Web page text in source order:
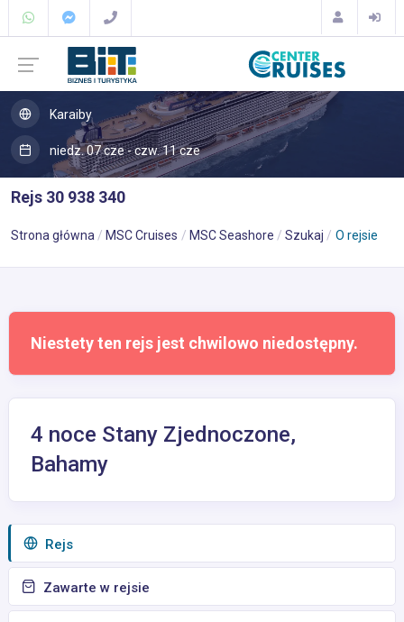
Karaiby
niedz. 07 cze - czw. 11 cze
Rejs 30 938 340
Strona główna MSC Cruises MSC Seashore Szukaj O rejsie
Niestety ten rejs jest chwilowo niedostępny.
4 noce Stany Zjednoczone,
Bahamy
Rejs
Zawarte w rejsie